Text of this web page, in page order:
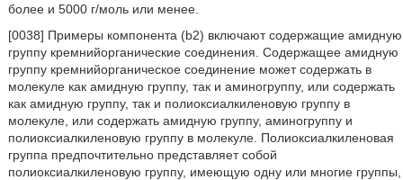
более и 5000 г/моль или менее.
[0038] Примеры компонента (b2) включают содержащие амидную
группу кремнийорганические соединения. Содержащее амидную
группу кремнийорганическое соединение может содержать в
молекуле как амидную группу, так и аминогруппу, или содержать
как амидную группу, так и полиоксиалкиленовую группу в
молекуле, или содержать амидную группу, аминогруппу и
полиоксиалкиленовую группу в молекуле. Полиоксиалкиленовая
группа предпочтительно представляет собой
полиоксиалкиленовую группу, имеющую одну или многие группы,